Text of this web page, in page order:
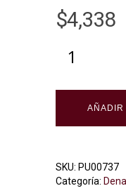
$4,338
AÑADIR
SKU: PU00737
Categoría: